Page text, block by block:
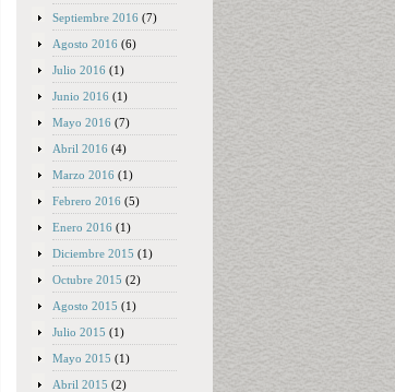
Septiembre 2016 (7)
Agosto 2016 (6)
Julio 2016 (1)
Junio 2016 (1)
Mayo 2016 (7)
Abril 2016 (4)
Marzo 2016 (1)
Febrero 2016 (5)
Enero 2016 (1)
Diciembre 2015 (1)
Octubre 2015 (2)
Agosto 2015 (1)
Julio 2015 (1)
Mayo 2015 (1)
Abril 2015 (2)